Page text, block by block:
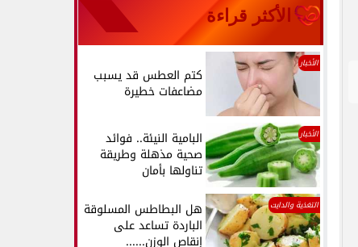
الأكثر قراءة
الأخبار
كتم العطس قد يسبب
مضاعفات خطيرة
الأخبار البامية النيئة.. فوائد
صحية مذهلة وطريقة
تناولها بأمان
التغذية والدايت هل البطاطس المسلوقة
الباردة تساعد على
إنقاص الوزن......